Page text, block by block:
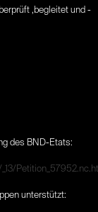
,begleitet und -
des BND-Etats:
unterstützt: